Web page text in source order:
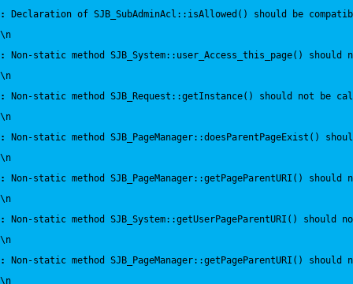
:
Declaration of SJB_SubAdminAcl::isAllowed() should be
\n
:
Non-static method SJB_System::user_Access_this_page()
\n
:
Non-static method SJB_Request::getInstance() should not
\n
:
Non-static method SJB_PageManager::doesParentPageExist()
\n
:
Non-static method SJB_PageManager::getPageParentURI()
\n
:
Non-static method SJB_System::getUserPageParentURI()
\n
:
Non-static method SJB_PageManager::getPageParentURI()
\n